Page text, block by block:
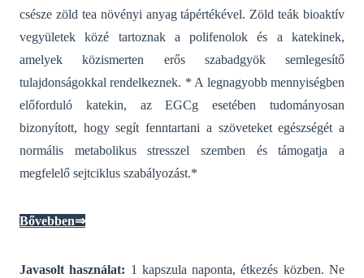
csésze zöld tea növényi anyag tápértékével. Zöld teák bioaktív
vegyületek közé tartoznak a polifenolok és a katekinek,
amelyek közismerten erős szabadgyök semlegesítő
tulajdonságokkal rendelkeznek. * A legnagyobb mennyiségben
előforduló katekin, az EGCg esetében tudományosan
bizonyított, hogy segít fenntartani a szöveteket egészségét a
normális metabolikus stresszel szemben és támogatja a
megfelelő sejtciklus szabályozást.*
Bővebben⇒
Javasolt használat: 1 kapszula naponta, étkezés közben. Ne